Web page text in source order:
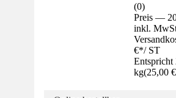
(0)
Preis —
inkl.
€*/ ST
Entspricht
kg(25,00 €